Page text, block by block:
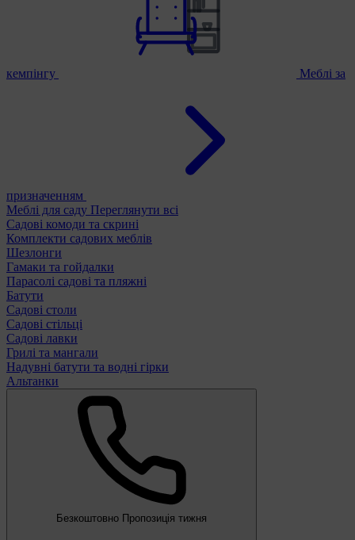
кемпінгу Меблі за
призначенням
Меблі для саду Переглянути всі
Садові комоди та скрині
Комплекти садових меблів
Шезлонги
Гамаки та гойдалки
Парасолі садові та пляжні
Батути
Садові столи
Садові стільці
Садові лавки
Грилі та мангали
Надувні батути та водні гірки
Альтанки
Безкоштовно Пропозиція тижня